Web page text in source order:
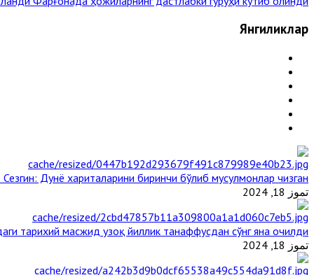
Янгиликлар
Дунё хариталарини биринчи бўлиб мусулмонлар чизган
تموز 18, 2024
тарихий масжид узоқ йиллик танаффусдан сўнг яна очилди
تموز 18, 2024